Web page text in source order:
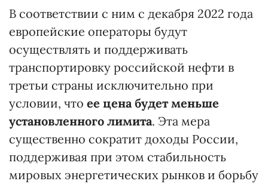
В соответствии с ним с декабря 2022 года
европейские операторы будут
осуществлять и поддерживать
транспортировку российской нефти в
третьи страны исключительно при
условии, что ее цена будет меньше
установленного лимита. Эта мера
существенно сократит доходы России,
поддерживая при этом стабильность
мировых энергетических рынков и борьбу